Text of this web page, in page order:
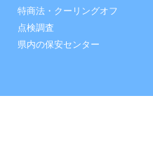
特商法・クーリングオフ
点検調査
県内の保安センター